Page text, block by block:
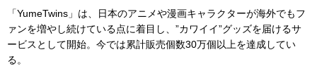
「YumeTwins」は、日本のアニメや漫画キャラクターが海外でもフ
ァンを増やし続けている点に着目し、”カワイイ”グッズを届けるサ
ービスとして開始。今では累計販売個数30万個以上を達成してい
る。